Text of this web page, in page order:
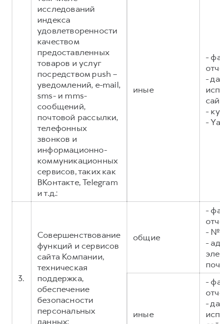
исследований
индекса
удовлетворенности
качеством
предоставленных
товаров и услуг
посредством push –
уведомлений, e-mail,
sms- и mms-
сообщений,
почтовой рассылки,
телефонных
звонков и
информационно-
коммуникационных
сервисов, таких как
ВКонтакте, Telegram
и т.д.:
иные
-
-
-
-
3.
Совершенствование
функций и сервисов
сайта Компании,
техническая
поддержка,
обеспечение
безопасности
персональных
данных:
общие
-
- №
-
иные
-
-